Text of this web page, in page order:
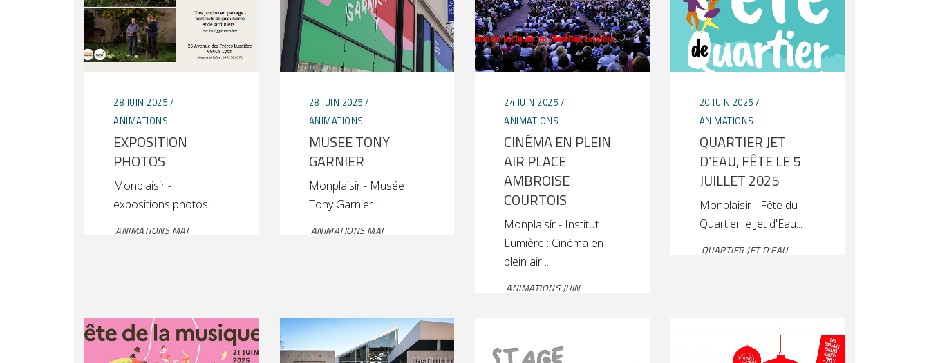
28 JUIN 2025
ANIMATIONS
EXPOSITION
PHOTOS
Monplaisir -
expositions photos
ANIMATIONS MAI
28 JUIN 2025
ANIMATIONS
MUSEE TONY
GARNIER
Monplaisir - Musée
Tony Garnier
ANIMATIONS MAI
24 JUIN 2025
ANIMATIONS
CINÉMA EN PLEIN
AIR PLACE
AMBROISE
COURTOIS
Monplaisir - Institut
Lumière : Cinéma en
plein air
ANIMATIONS JUIN
20 JUIN 2025
ANIMATIONS
QUARTIER JET
D’EAU, FÊTE LE 5
JUILLET 2025
Monplaisir - Fête du
Quartier le Jet d'Eau
QUARTIER JET D'EAU